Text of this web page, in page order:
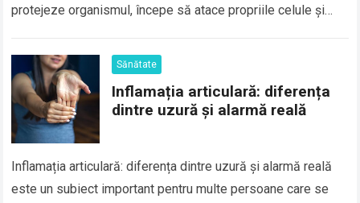
protejeze organismul, începe să atace propriile celule și
Sănătate
Inflamația articulară: diferența
dintre uzură și alarmă reală
Inflamația articulară: diferența dintre uzură și alarmă reală
este un subiect important pentru multe persoane care se